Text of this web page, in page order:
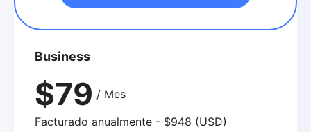
Business
$79 / Mes
Facturado anualmente - $948 (USD)